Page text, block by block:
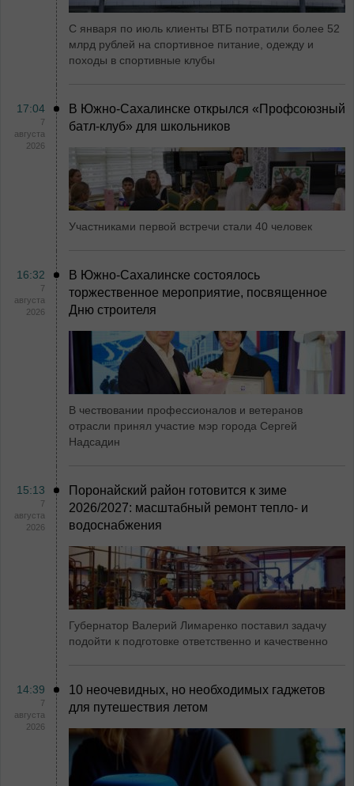
С января по июль клиенты ВТБ потратили более 52
млрд рублей на спортивное питание, одежду и
походы в спортивные клубы
17:04
7
августа
2026
В Южно-Сахалинске открылся «Профсоюзный
батл-клуб» для школьников
Участниками первой встречи стали 40 человек
16:32
7
августа
2026
В Южно-Сахалинске состоялось
торжественное мероприятие, посвященное
Дню строителя
В чествовании профессионалов и ветеранов
отрасли принял участие мэр города Сергей
Надсадин
15:13
7
августа
2026
Поронайский район готовится к зиме
2026/2027: масштабный ремонт тепло- и
водоснабжения
Губернатор Валерий Лимаренко поставил задачу
подойти к подготовке ответственно и качественно
14:39
7
августа
2026
10 неочевидных, но необходимых гаджетов
для путешествия летом